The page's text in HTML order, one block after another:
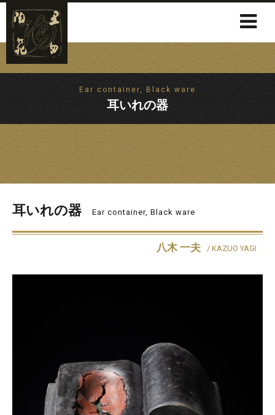
Ear container, Black ware
耳いれの器
耳いれの器 Ear container, Black ware
八木 一夫 / KAZUO YAGI